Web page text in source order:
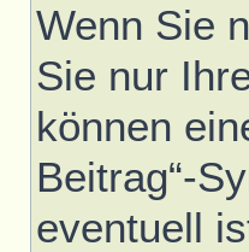
Wenn Sie
Sie nur
können
Beitrag“-
eventuell